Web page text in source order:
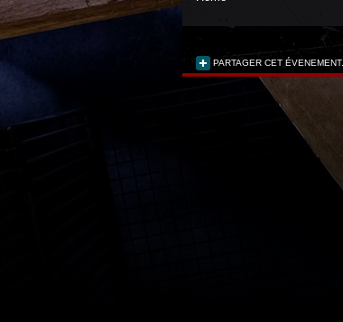
PARTAGER CET ÉVENEMENT.